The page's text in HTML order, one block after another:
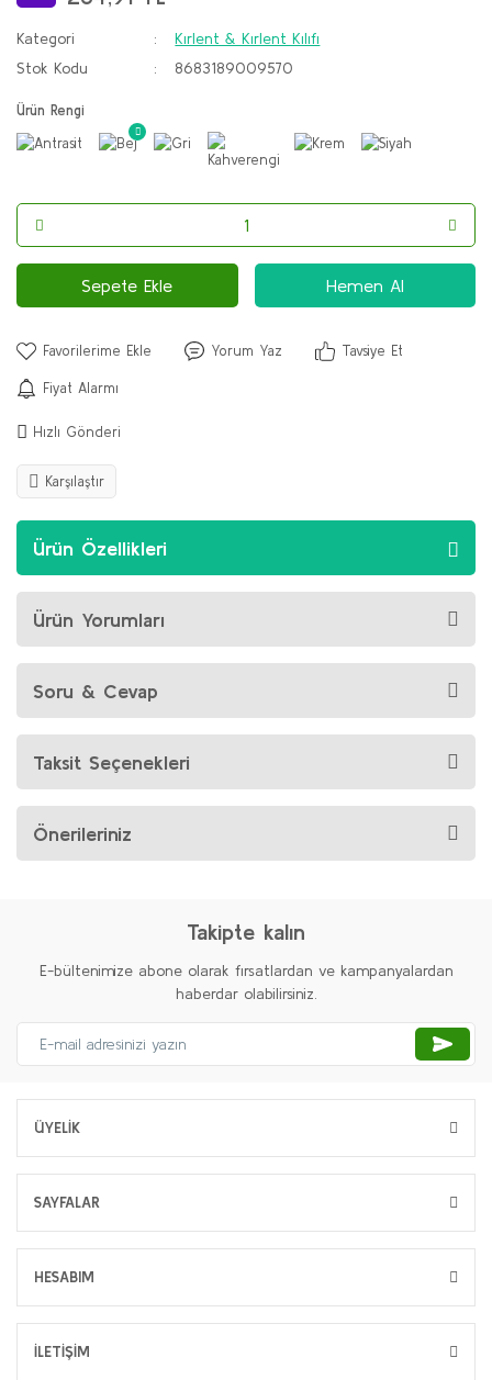
Kategori
Kırlent & Kırlent Kılıfı
Stok Kodu
8683189009570
Ürün Rengi
Sepete Ekle Hemen Al
Yorum Yaz Tavsiye Et
Fiyat Alarmı
Hızlı Gönderi
Karşılaştır
Ürün Özellikleri
Ürün Yorumları
Soru & Cevap
Taksit Seçenekleri
Önerileriniz
Takipte kalın
E-bültenimize abone olarak fırsatlardan ve kampanyalardan
haberdar olabilirsiniz.
ÜYELİK
SAYFALAR
HESABIM
İLETİŞİM